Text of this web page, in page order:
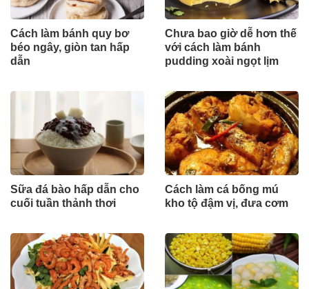
Cách làm bánh quy bơ
béo ngây, giòn tan hấp
dẫn
Chưa bao giờ dễ hơn thế
với cách làm bánh
pudding xoài ngọt lịm
Sữa đá bào hấp dẫn cho
cuối tuần thảnh thơi
Cách làm cá bống mú
kho tộ đậm vị, đưa cơm